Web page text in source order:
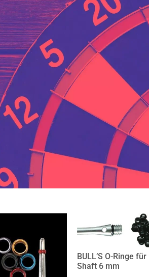
BULL’S O-Ringe für
Shaft 6 mm